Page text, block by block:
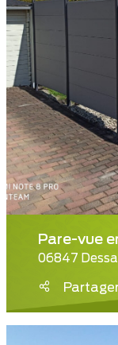
Pare-vue
06847